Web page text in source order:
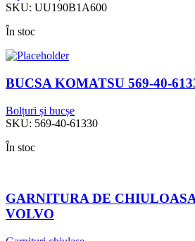
SKU: UU190B1A600
În stoc
BUCSA KOMATSU 569-40-
Bolțuri și bucșe
SKU: 569-40-61330
În stoc
GARNITURA DE
VOLVO